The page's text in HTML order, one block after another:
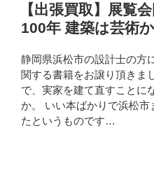
【出張買取】展覧
100年 建築は芸術か
静岡県浜松市の設計士の方
関する書籍をお譲り頂きま
で、実家を建て直すことに
か。 いい本ばかりで浜松
たというものです…